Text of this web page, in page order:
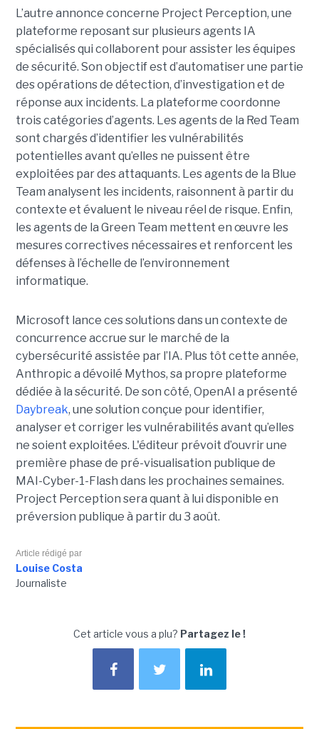
L’autre annonce concerne Project Perception, une
plateforme reposant sur plusieurs agents IA
spécialisés qui collaborent pour assister les équipes
de sécurité. Son objectif est d’automatiser une partie
des opérations de détection, d’investigation et de
réponse aux incidents. La plateforme coordonne
trois catégories d’agents. Les agents de la Red Team
sont chargés d’identifier les vulnérabilités
potentielles avant qu’elles ne puissent être
exploitées par des attaquants. Les agents de la Blue
Team analysent les incidents, raisonnent à partir du
contexte et évaluent le niveau réel de risque. Enfin,
les agents de la Green Team mettent en œuvre les
mesures correctives nécessaires et renforcent les
défenses à l’échelle de l’environnement
informatique.
Microsoft lance ces solutions dans un contexte de
concurrence accrue sur le marché de la
cybersécurité assistée par l’IA. Plus tôt cette année,
Anthropic a dévoilé Mythos, sa propre plateforme
dédiée à la sécurité. De son côté, OpenAI a présenté
Daybreak, une solution conçue pour identifier,
analyser et corriger les vulnérabilités avant qu’elles
ne soient exploitées. L'éditeur prévoit d’ouvrir une
première phase de pré-visualisation publique de
MAI-Cyber-1-Flash dans les prochaines semaines.
Project Perception sera quant à lui disponible en
préversion publique à partir du 3 août.
Article rédigé par
Louise Costa
Journaliste
Cet article vous a plu? Partagez le !